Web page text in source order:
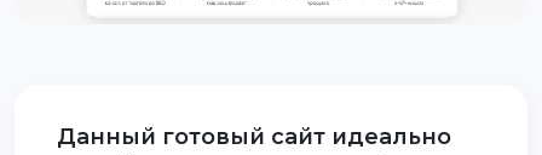
Данный готовый сайт идеально